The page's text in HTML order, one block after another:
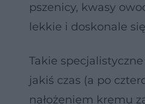
pszenicy, kwasy
lekkie i doskonale
Takie
jakiś czas (a po
nałożeniem kremu